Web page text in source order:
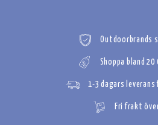
Outdoorbrands
Shoppa bland 20
1-3 dagars
Fri frakt